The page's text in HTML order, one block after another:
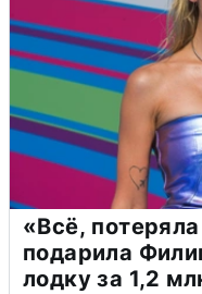
«Всё,
подарила
лодку за 1,2